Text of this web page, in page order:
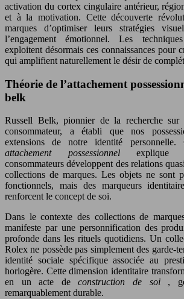
activation du cortex cingulaire antérieur,
et à la motivation. Cette découverte
marques d’optimiser leurs stratégies
l’engagement émotionnel. Les
exploitent désormais ces connaissances pour
qui amplifient naturellement le désir de
Théorie de l’attachement
belk
Russell Belk, pionnier de la recherche sur
consommateur, a établi que nos
extensions de notre identité
attachement possessionnel explique
consommateurs développent des relations
collections de marques. Les objets ne sont
fonctionnels, mais des marqueurs
renforcent le concept de soi.
Dans le contexte des collections de
manifeste par une personnification des
profonde dans les rituels quotidiens. Un
Rolex ne possède pas simplement des garde-
identité sociale spécifique associée au
horlogère. Cette dimension identitaire
en un acte deconstruction de soi ,
remarquablement durable.